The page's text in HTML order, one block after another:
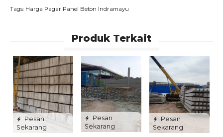
Tags: Harga Pagar Panel Beton Indramayu
Produk Terkait
Pesan
Sekarang
Pesan
Sekarang
Pesan
Sekarang